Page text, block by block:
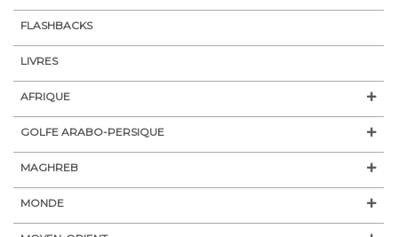
FLASHBACKS
LIVRES
AFRIQUE
GOLFE ARABO-PERSIQUE
MAGHREB
MONDE